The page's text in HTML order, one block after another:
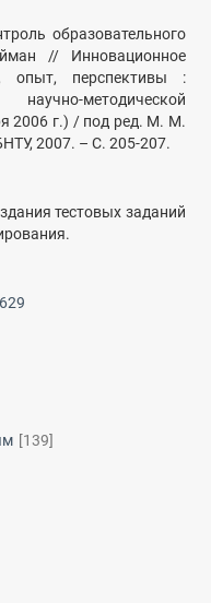
образовательного
// Инновационное
опыт, перспективы :
методической
2006 г.) / под ред. М. М.
2007. – С. 205-207.
тестовых заданий
[139]